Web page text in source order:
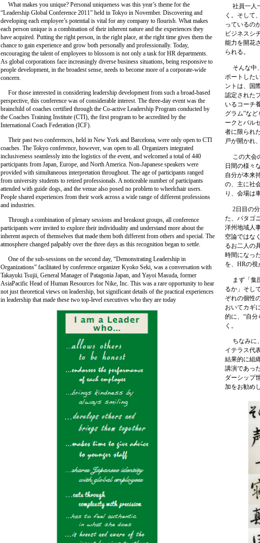
What makes you unique? Personal uniqueness was this year’s theme for the
“Leadership Global Conference 2011” held in Tokyo in November. Discovering and
developing each employee’s potential is vital for any company to flourish. What makes
each person unique is a combination of their inherent nature and the experiences they
have acquired. Putting the right person, in the right place, at the right time gives them the
chance to gain experience and grow both personally and professionally. Today,
encouraging the talent of employees to blossom is not only a task for HR departments.
As global corporations face increasingly diverse business situations, being responsive to
people development, in the broadest sense, needs to become more of a corporate-wide
concern.
For those interested in considering leadership development from such a broad-based
perspective, this conference was of considerable interest. The three-day event was the
brainchild of coaches certified through the Co-active Leadership Program conducted by
the Coaches Training Institute (CTI), the first program to be accredited by the
International Coach Federation (ICF).
Their past two conferences, held in New York and Barcelona, were only open to CTI
coaches. The Tokyo conference, however, was open to all. Organizers integrated
inclusiveness seamlessly into the logistics of the event, and welcomed a total of 440
participants from Japan, Europe, and North America. Non-Japanese speakers were
provided with simultaneous interpretation throughout. The age of participants ranged
from university students to retired professionals. A noticeable number of participants
attended with guide dogs, and the venue also posed no problem to wheelchair users.
People shared experiences from their work across a wide range of different professions
and industries.
Through a combination of plenary sessions and breakout groups, all conference
participants were invited to explore their individuality and understand more about the
inherent aspects of themselves that made them both different from others and special. The
atmosphere changed palpably over the three days as this recognition began to settle.
One of the sub-sessions on the second day, “Demonstrating Leadership in
Organizations” facilitated by conference organizer Kyoko Seki, was a conversation with
Takayuki Tsujii, General Manager of Patagonia Japan, and Yayoi Masuda, former
AsiaPacific Head of Human Resources for Nike, Inc. This was a rare opportunity to hear
not just theoretical views on leadership, but significant details of the practical experiences
in leadership that made these two top-level executives who they are today
社員一人
く。そして
っているの
ビジネスシ
能力を開花
られる。
そんな中
ポートした
ントは、国
認定された
いるコーチ
グラム”な
ークとバル
者に限られ
戸が開かれ
この大会
日間の様々
自分が本来
の、主に社
り、会場は
2日目の
た、パタゴ
洋州地域人
空論ではな
るお二人の
時間になっ
を、HRの視
まず「集
るか」そし
ぞれの個性
おいてカギ
的に、“自
く。
ちなみに
イテラス代
結果的に組
講演であっ
ダーシップ
加をお勧め